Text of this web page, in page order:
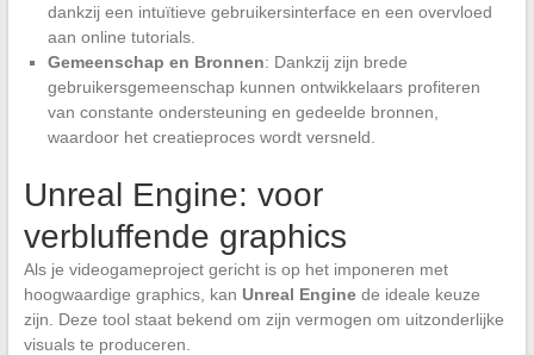
dankzij een intuïtieve gebruikersinterface en een overvloed
aan online tutorials.
Gemeenschap en Bronnen: Dankzij zijn brede
gebruikersgemeenschap kunnen ontwikkelaars profiteren
van constante ondersteuning en gedeelde bronnen,
waardoor het creatieproces wordt versneld.
Unreal Engine: voor
verbluffende graphics
Als je videogameproject gericht is op het imponeren met
hoogwaardige graphics, kan Unreal Enginede ideale keuze
zijn. Deze tool staat bekend om zijn vermogen om uitzonderlijke
visuals te produceren.